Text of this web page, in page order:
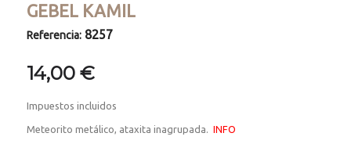
GEBEL KAMIL
Referencia: 8257
14,00 €
Impuestos incluidos
Meteorito metálico, ataxita inagrupada. INFO